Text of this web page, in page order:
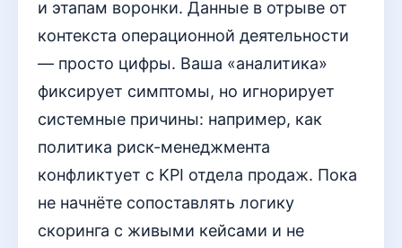
и этапам воронки. Данные в отрыве от
контекста операционной деятельности
— просто цифры. Ваша «аналитика»
фиксирует симптомы, но игнорирует
системные причины: например, как
политика риск-менеджмента
конфликтует с KPI отдела продаж. Пока
не начнёте сопоставлять логику
скоринга с живыми кейсами и не